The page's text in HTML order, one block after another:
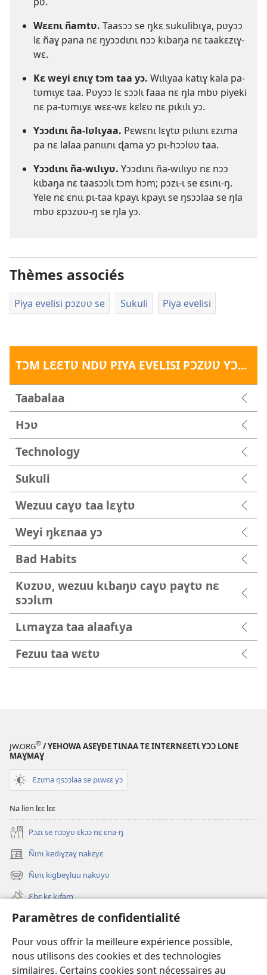
Paramètres de confidentialité
Pour vous offrir la meilleure expérience possible,
nous utilisons des cookies et des technologies
similaires. Certains cookies sont nécessaires au
Wɛɛnɩ ñamtʋ. Taasɔɔ se ŋkɛ sukulibɩɣa, pʋyɔɔ
lɛ ñaɣ pana nɛ ŋyɔɔdɩnɩ nɔɔ kɩbaŋa nɛ taakɛzɩɣ-
wɛ.
Kɛ weyi ɛnɩɣ tɔm taa yɔ. Wɩlɩyaa katɩɣ kala pa-
tʋmɩyɛ taa. Pʋyɔɔ lɛ sɔɔlɩ faaa nɛ ŋla mbʋ piyeki
nɛ pa-tʋmɩyɛ wɛɛ-wɛ kɛlɛʋ nɛ pɩkɩlɩ yɔ.
Yɔɔdɩnɩ ña-lʋlɩyaa. Pɛwɛnɩ lɛɣtʋ pɩlɩɩnɩ ɛzɩma
pa nɛ lalaa panɩɩnɩ ɖama yɔ pɩ-hɔɔlʋʋ taa.
Yɔɔdɩnɩ ña-wɩlɩyʋ. Yɔɔdɩnɩ ña-wɩlɩyʋ nɛ nɔɔ
kɩbaŋa nɛ taasɔɔlɩ tɔm hɔm; pɔzɩ-ɩ se ɛsɩnɩ-ŋ.
Yele nɛ ɛnɩɩ pɩ-taa kpayɩ kpayɩ se ŋsɔɔlaa se ŋla
mbʋ ɛpɔzʋʋ-ŋ se ŋla yɔ.
Thèmes associés
Piya evelisi pɔzʋʋ se Sukuli Piya evelisi
TƆM LƐƐTƲ NDƲ PIYA EVELISI PƆZƲƲ YƆ...
Taabalaa
Hɔʋ
Technology
Sukuli
Wezuu caɣʋ taa lɛɣtʋ
Weyi ŋkɛnaa yɔ
Bad Habits
Kʋzʋʋ, wezuu kɩbaŋʋ caɣʋ paɣtʋ nɛ
sɔɔlɩm
Lɩmaɣza taa alaafɩya
Fezuu taa wɛtʋ
JW.ORG® / YEHOWA ASEƔĐE TƖNAA TƐ INTƐRNƐƐTƖ YƆƆ LONE
MAƔMAƔ
Ɛzɩma ŋsɔɔlaa se pɩwɛɛ yɔ
Na lien lɛɛ lɛɛ
Pɔzɩ se nɔɔyʋ ɛkɔɔ nɛ ɛna-ŋ
Ñɩnɩ kediɣzaɣ nakɛyɛ
(ouvre
une
nouvelle
fenêtre)
Ñɩnɩ kigbeɣluu nakʋyʋ
(ouvre
une
fenêtre)
Ɛbɛ kɛ kɩfam
Videowaa
Search
Sɩnʋʋ